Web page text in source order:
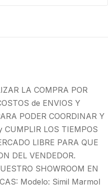
LA COMPRA POR
de ENVIOS Y
PODER COORDINAR Y
CUMPLIR LOS TIEMPOS
LIBRE PARA QUE
DEL VENDEDOR.
SHOWROOM EN
Modelo: Simil Marmol